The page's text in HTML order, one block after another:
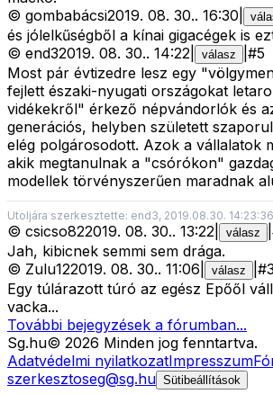
© gombabácsi2019. 08. 30.. 16:30
és jólelkűségből a kínai gigacégek is
© end32019. 08. 30.. 14:22 válasz #5
Most pár évtizedre lesz egy
fejlett északi-nyugati országokat
vidékekről" érkező népvándorlók és
generációs, helyben született
elég polgárosodott. Azok a vállalatok
akik megtanulnak a "csórókon"
modellek törvényszerűen maradnak
Utoljára szerkesztette: end3, 2019.08.30. 14:23:36
© csicso822019. 08. 30.. 13:22 válasz
Jah, kibicnek semmi sem drága.
© Zulu122019. 08. 30.. 11:06 válasz #3
Egy túlárazott túró az egész Epőől
vacka...
További bejegyzések a fórumban...
Sg.hu© 2026 Minden jog fenntartva.
Adatvédelmi nyilatkozatImpresszum
szerkesztoseg@sg.hu Sütibeállítások